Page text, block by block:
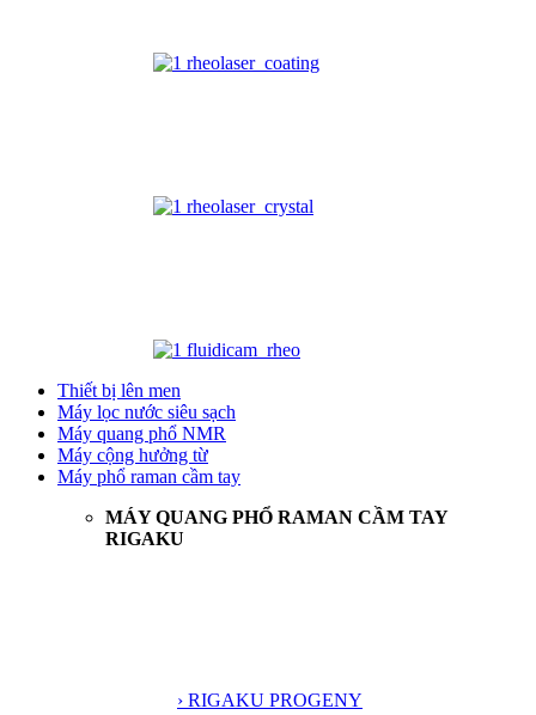
Thiết bị lên men
Máy lọc nước siêu sạch
Máy quang phổ NMR
Máy cộng hưởng từ
Máy phổ raman cầm tay
MÁY QUANG PHỔ RAMAN CẦM TAY
RIGAKU
› RIGAKU PROGENY